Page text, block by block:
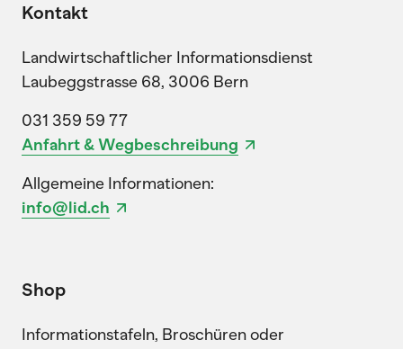
Kontakt
Landwirtschaftlicher Informationsdienst
Laubeggstrasse 68, 3006 Bern
031 359 59 77
Anfahrt & Wegbeschreibung
Allgemeine Informationen:
info@lid.ch
Shop
Informationstafeln, Broschüren oder